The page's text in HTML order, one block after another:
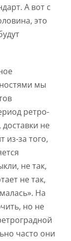
А вот с
это
мы
ретро-
не
из-за того,
не так,
не так,
На
но не
часто они